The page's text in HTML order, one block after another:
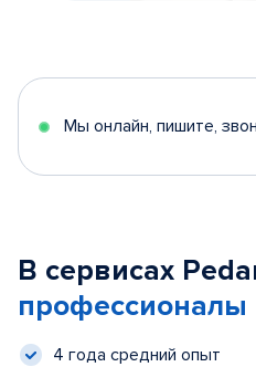
Мы онлайн, пишите,
В сервисах
профессионалы
4 года средний опыт